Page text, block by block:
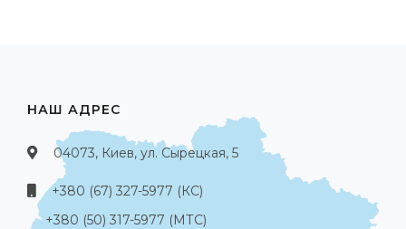
НАШ АДРЕС
04073, Киев, ул. Сырецкая, 5
+380 (67) 327-5977 (КС)
+380 (50) 317-5977 (МТС)